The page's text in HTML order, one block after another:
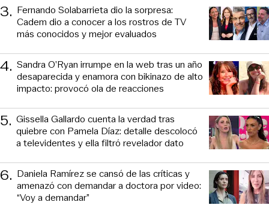
3. Fernando Solabarrieta dio la sorpresa:
Cadem dio a conocer a los rostros de TV
más conocidos y mejor evaluados
4. Sandra O’Ryan irrumpe en la web tras un año
desaparecida y enamora con bikinazo de alto
impacto: provocó ola de reacciones
5. Gissella Gallardo cuenta la verdad tras
quiebre con Pamela Díaz: detalle descolocó
a televidentes y ella filtró revelador dato
6. Daniela Ramírez se cansó de las críticas y
amenazó con demandar a doctora por video:
“Voy a demandar”